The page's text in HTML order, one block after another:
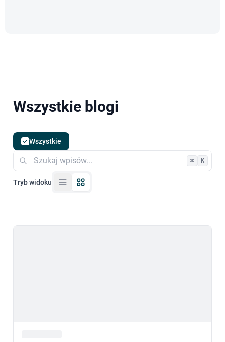
Wszystkie blogi
Wszystkie
⌘ K
Tryb widoku